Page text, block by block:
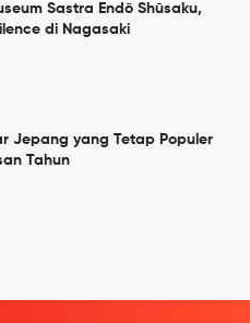
Sastra Endō Shūsaku,
di Nagasaki
Jepang yang Tetap Populer
Tahun